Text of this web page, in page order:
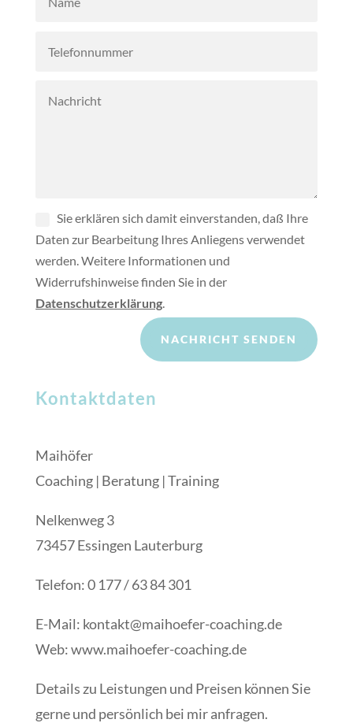
Sie erklären sich damit einverstanden, daß Ihre
Daten zur Bearbeitung Ihres Anliegens verwendet
werden. Weitere Informationen und
Widerrufshinweise finden Sie in der
Datenschutzerklärung
NACHRICHT SENDEN
Kontaktdaten
Maihöfer
Coaching | Beratung | Training
Nelkenweg 3
73457 Essingen Lauterburg
Telefon: 0 177 / 63 84 301
E-Mail: kontakt@maihoefer-coaching.de
Web: www.maihoefer-coaching.de
Details zu Leistungen und Preisen können Sie
gerne und persönlich bei mir anfragen.